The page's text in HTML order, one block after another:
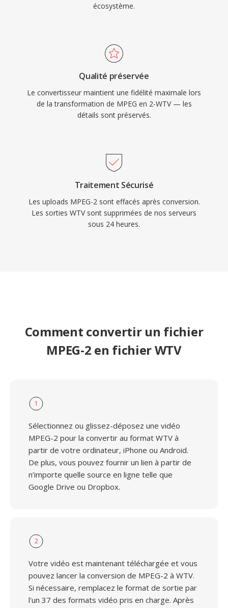
écosystème.
Qualité préservée
Le convertisseur maintient une fidélité maximale lors
de la transformation de MPEG en 2-WTV — les
détails sont préservés.
Traitement Sécurisé
Les uploads MPEG-2 sont effacés après conversion.
Les sorties WTV sont supprimées de nos serveurs
sous 24 heures.
Comment convertir un fichier
MPEG-2 en fichier WTV
1
Sélectionnez ou glissez-déposez une vidéo
MPEG-2 pour la convertir au format WTV à
partir de votre ordinateur, iPhone ou Android.
De plus, vous pouvez fournir un lien à partir de
n’importe quelle source en ligne telle que
Google Drive ou Dropbox.
2
Votre vidéo est maintenant téléchargée et vous
pouvez lancer la conversion de MPEG-2 à WTV.
Si nécessaire, remplacez le format de sortie par
l'un 37 des formats vidéo pris en charge. Après